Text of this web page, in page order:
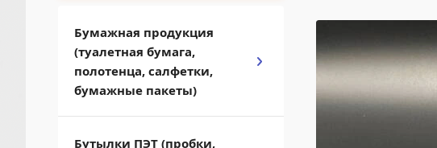
Бумажная продукция
(туалетная бумага,
полотенца, салфетки,
бумажные пакеты)
Бутылки ПЭТ (пробки,